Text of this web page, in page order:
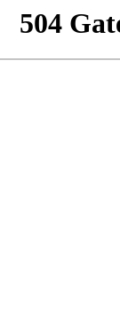
504